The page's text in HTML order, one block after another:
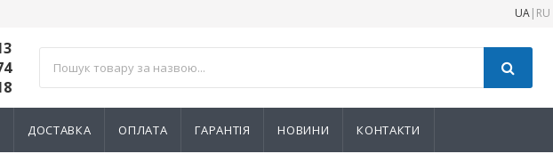
UA| RU
ДОСТАВКА ОПЛАТА ГАРАНТІЯ НОВИНИ КОНТАКТИ